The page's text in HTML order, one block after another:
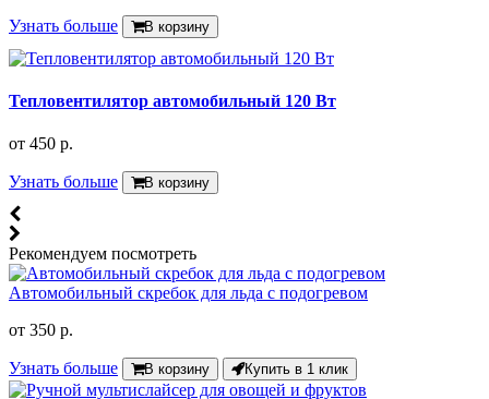
Узнать больше В корзину
Тепловентилятор автомобильный 120 Вт
от 450 р.
Узнать больше В корзину
Рекомендуем посмотреть
Автомобильный скребок для льда с подогревом
от 350 р.
Узнать больше В корзину Купить в 1 клик